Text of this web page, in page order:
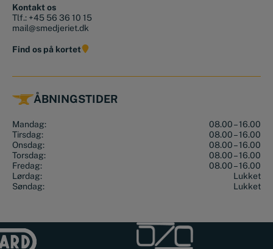
Kontakt os
Tlf.: +45 56 36 10 15
mail@smedjeriet.dk
Find os på kortet
ÅBNINGSTIDER
Mandag:
08.00 – 16.00
Tirsdag:
08.00 – 16.00
Onsdag:
08.00 – 16.00
Torsdag:
08.00 – 16.00
Fredag:
08.00 – 16.00
Lørdag:
Lukket
Søndag:
Lukket